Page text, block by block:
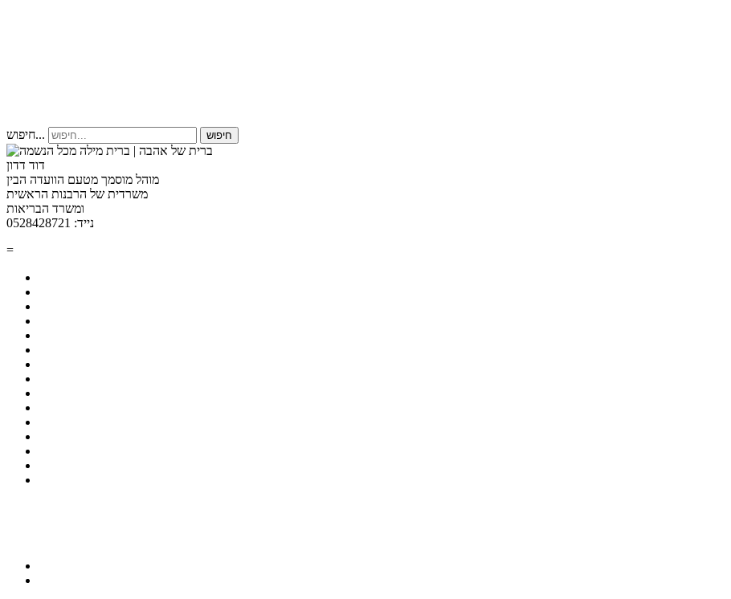
חיפוש... חיפוש
דוד דדון
מוהל מוסמך מטעם הוועדה הבין
משרדית של הרבנות הראשית
ומשרד הבריאות
נייד: 0528428721
=